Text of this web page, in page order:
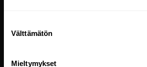
valinta
Välttämätön
Mieltymykset
Pysy ajan tasalla.